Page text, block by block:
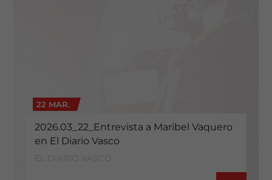
22 MAR.
2026.03_22_Entrevista a Maribel Vaquero
en El Diario Vasco